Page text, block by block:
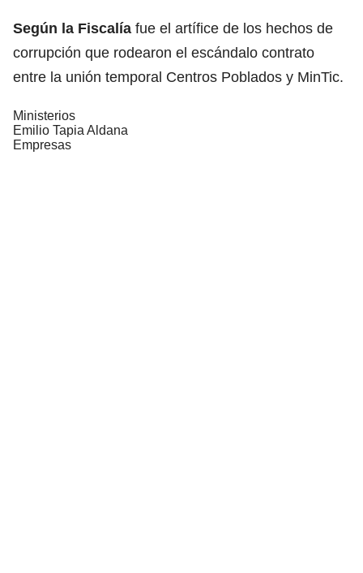
Según la Fiscalía fue el artífice de los hechos de
corrupción que rodearon el escándalo contrato
entre la unión temporal Centros Poblados y MinTic.
Ministerios
Emilio Tapia Aldana
Empresas